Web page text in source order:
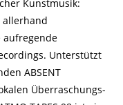
Kunstmusik:
allerhand
aufregende
Unterstützt
ABSENT
Überraschungs-